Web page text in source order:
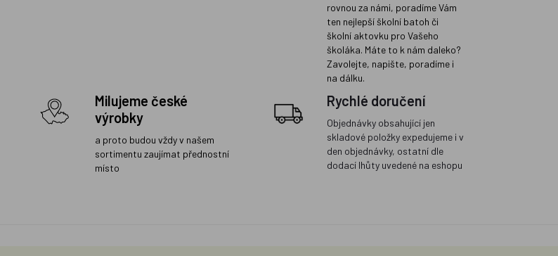
rovnou za námi, poradíme Vám
ten nejlepší školní batoh či
školní aktovku pro Vašeho
školáka. Máte to k nám daleko?
Zavolejte, napište, poradíme i
na dálku.
Milujeme české
výrobky
a proto budou vždy v našem
sortimentu zaujímat přednostní
místo
Rychlé doručení
Objednávky obsahující jen
skladové položky expedujeme i v
den objednávky, ostatní dle
dodací lhůty uvedené na eshopu